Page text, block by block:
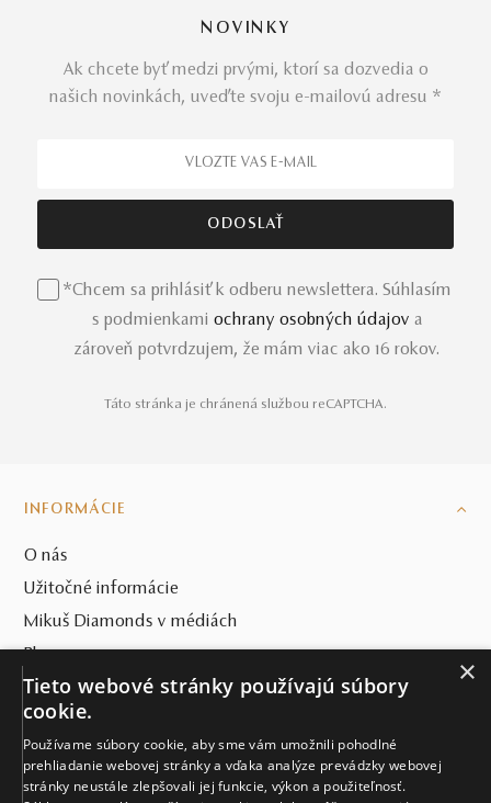
NOVINKY
Ak chcete byť medzi prvými, ktorí sa dozvedia o
našich novinkách, uveďte svoju e-mailovú adresu *
*Chcem sa prihlásiť k odberu newslettera. Súhlasím
s podmienkami ochrany osobných údajov a
zároveň potvrdzujem, že mám viac ako 16 rokov.
Táto stránka je chránená službou reCAPTCHA.
INFORMÁCIE
O nás
Užitočné informácie
Mikuš Diamonds v médiách
Blog
SVET MIKUŠ DIAMONDS
VŠETKO O NÁKUPE
KONTAKT
×
Tieto webové stránky používajú súbory
cookie.
Používame súbory cookie, aby sme vám umožnili pohodlné
prehliadanie webovej stránky a vďaka analýze prevádzky webovej
stránky neustále zlepšovali jej funkcie, výkon a použiteľnosť.